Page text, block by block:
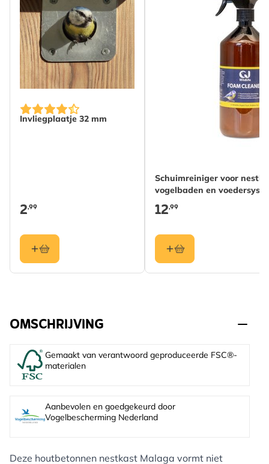
Invliegplaatje 32 mm
2,99
Schuimreiniger voor
vogelbaden en
12,99
OMSCHRIJVING
Gemaakt van verantwoord geproduceerde FSC®-
materialen
Aanbevolen en goedgekeurd door
Vogelbescherming Nederland
Deze houtbetonnen nestkast Malaga vormt niet